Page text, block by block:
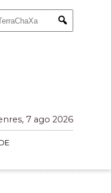
Submit
7 ago 2026